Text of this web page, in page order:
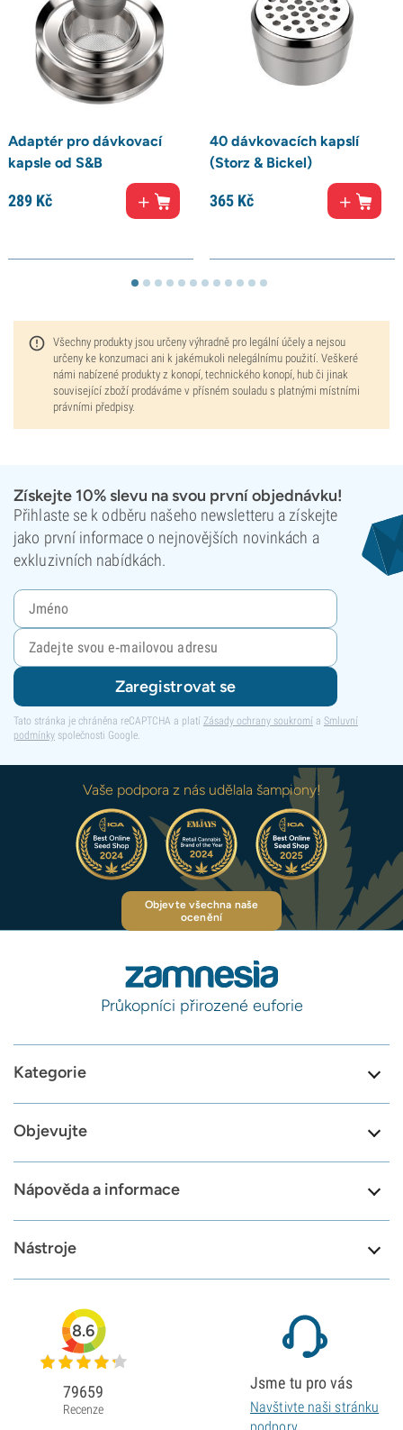
Adaptér pro dávkovací
kapsle od S&B
289 Kč
40 dávkovacích kapslí
(Storz & Bickel)
365 Kč
Všechny produkty jsou určeny výhradně pro legální účely a nejsou
určeny ke konzumaci ani k jakémukoli nelegálnímu použití. Veškeré
námi nabízené produkty z konopí, technického konopí, hub či jinak
související zboží prodáváme v přísném souladu s platnými místními
právními předpisy.
Získejte 10% slevu na svou první objednávku!
Přihlaste se k odběru našeho newsletteru a získejte
jako první informace o nejnovějších novinkách a
exkluzivních nabídkách.
Zaregistrovat se
Tato stránka je chráněna reCAPTCHA a platí Zásady ochrany soukromí a Smluvní
podmínky společnosti Google.
Vaše podpora z nás udělala šampiony!
Objevte všechna naše
ocenění
Průkopníci přirozené euforie
Kategorie
Objevujte
Nápověda a informace
Nástroje
8.6
79659
Recenze
Jsme tu pro vás
Navštivte naši stránku